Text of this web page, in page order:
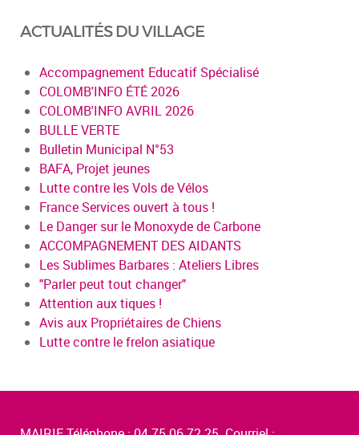
ACTUALITÉS DU VILLAGE
Accompagnement Educatif Spécialisé
COLOMB'INFO ÉTÉ 2026
COLOMB'INFO AVRIL 2026
BULLE VERTE
Bulletin Municipal N°53
BAFA, Projet jeunes
Lutte contre les Vols de Vélos
France Services ouvert à tous !
Le Danger sur le Monoxyde de Carbone
ACCOMPAGNEMENT DES AIDANTS
Les Sublimes Barbares : Ateliers Libres
"Parler peut tout changer"
Attention aux tiques !
Avis aux Propriétaires de Chiens
Lutte contre le frelon asiatique